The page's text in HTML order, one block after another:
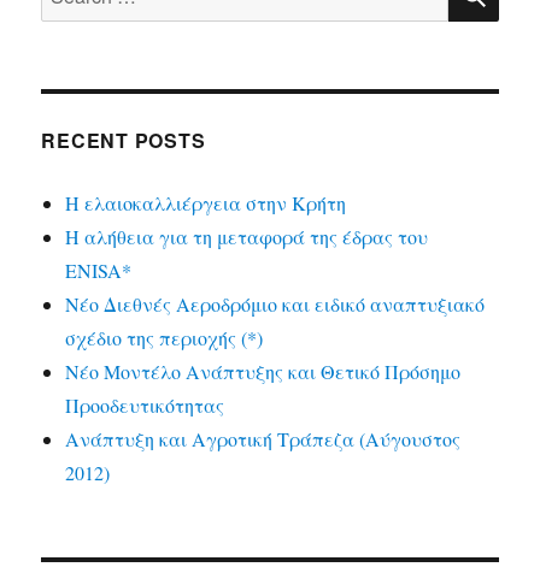
for:
RECENT POSTS
Η ελαιοκαλλιέργεια στην Κρήτη
Η αλήθεια για τη μεταφορά της έδρας του
ENISA*
Νέο Διεθνές Αεροδρόμιο και ειδικό αναπτυξιακό
σχέδιο της περιοχής (*)
Νέο Μοντέλο Ανάπτυξης και Θετικό Πρόσημο
Προοδευτικότητας
Ανάπτυξη και Αγροτική Τράπεζα (Αύγουστος
2012)